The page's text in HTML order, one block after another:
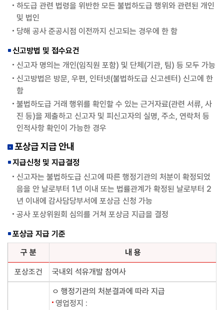
하도급 관련 법령을 위반한 모든 불법하도급 행위와 관련된 개인
및 법인
당해 공사 준공시점 이전까지 신고되는 경우에 한 함
신고방법 및 접수요건
신고자 명의는 개인(임직원 포함) 및 단체(기관, 팀) 등 모두 가능
신고방법은 방문, 우편, 인터넷(불법하도급 신고센터) 신고에 한
함
불법하도급 거래 행위를 확인할 수 있는 근거자료(관련 서류, 사
진 등)을 제출하고 신고자 및 피신고자의 실명, 주소, 연락처 등
인적사항 확인이 가능한 경우
포상급 지급 안내
지급신청 및 지급결정
신고자는 불법하도급 신고에 따른 행정기관의 처분이 확정되었
음을 안 날로부터 1년 이내 또는 법률관계가 확정된 날로부터 2
년 이내에 감사담당부서에 포상금 신청 가능
공사 포상위원회 심의를 거쳐 포상금 지급을 결정
포상금 지급 기준
구 분
내 용
포상조건 국내외 석유개발 참여사
ㅇ 행정기관의 처분결과에 따라 지급
영업정지 :